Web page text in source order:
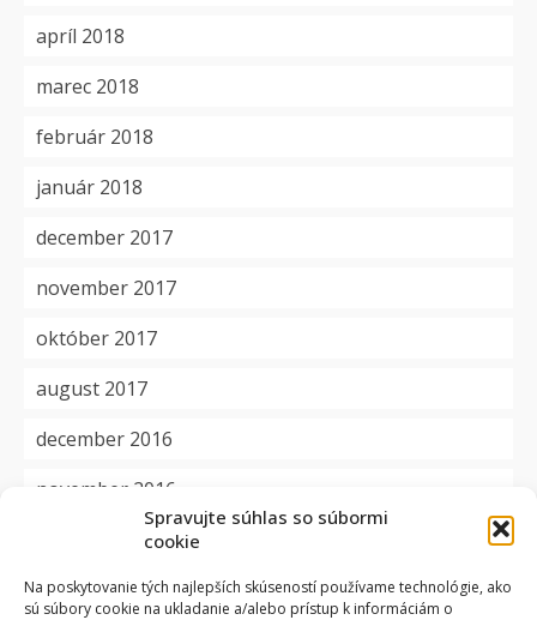
Spravujte súhlas so súbormi
cookie
Na poskytovanie tých najlepších skúseností používame technológie, ako
sú súbory cookie na ukladanie a/alebo prístup k informáciám o
apríl 2018
marec 2018
február 2018
január 2018
december 2017
november 2017
október 2017
august 2017
december 2016
november 2016